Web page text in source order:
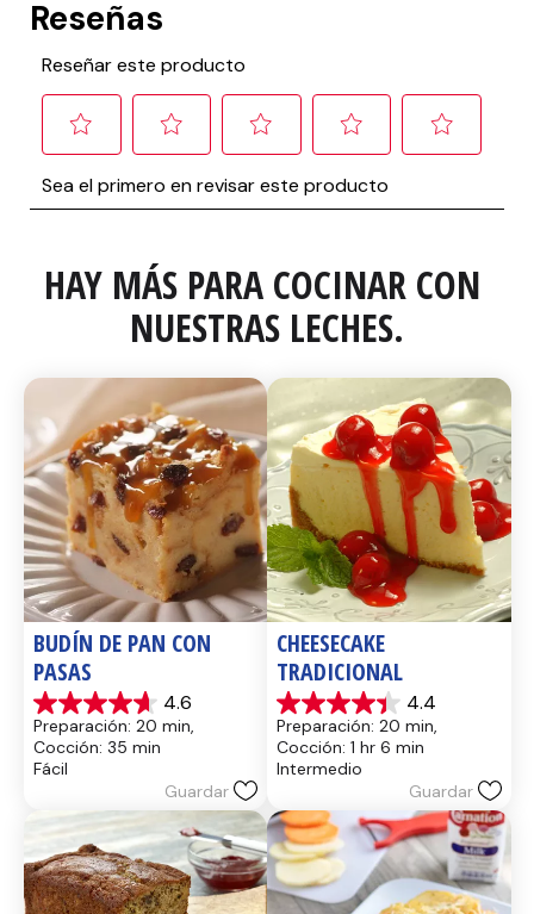
HAY MÁS PARA COCINAR CON
NUESTRAS LECHES.
BUDÍN DE PAN CON
PASAS
4.6
4.6
de
5
estrellas.
reseñas
Preparación: 20 min,
Cocción: 35 min
Fácil
Guardar
CHEESECAKE
TRADICIONAL
4.4
4.4
de
5
estrellas.
reseñas
Preparación: 20 min,
Cocción: 1 hr 6 min
Intermedio
Guardar